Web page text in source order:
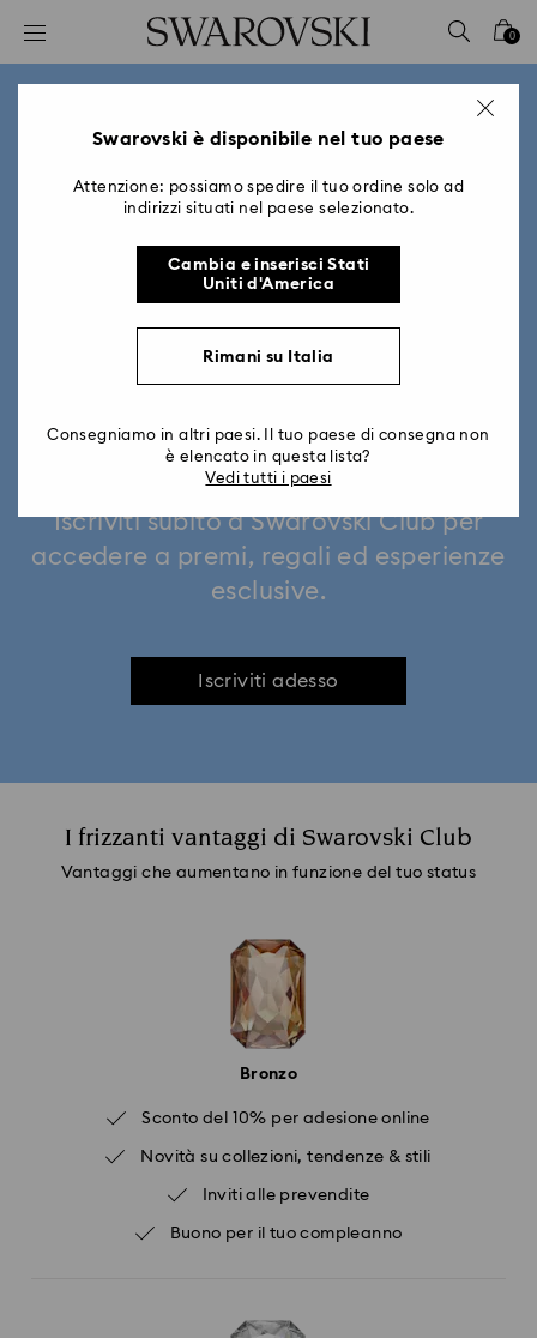
Accesskeys list
0 - Header
2 - Footer
0
Swarovski Club
Iscriviti subito a Swarovski Club per
accedere a premi, regali ed esperienze
esclusive.
Iscriviti adesso
I frizzanti vantaggi di Swarovski Club
Vantaggi che aumentano in funzione del tuo status
Bronzo
Sconto del 10% per adesione online
Novità su collezioni, tendenze & stili
Inviti alle prevendite
Buono per il tuo compleanno
Swarovski è disponibile nel tuo paese
Attenzione: possiamo spedire il tuo ordine solo ad
indirizzi situati nel paese selezionato.
Cambia e inserisci Stati
Uniti d'America
Rimani su Italia
Consegniamo in altri paesi. Il tuo paese di consegna non
è elencato in questa lista?
Vedi tutti i paesi